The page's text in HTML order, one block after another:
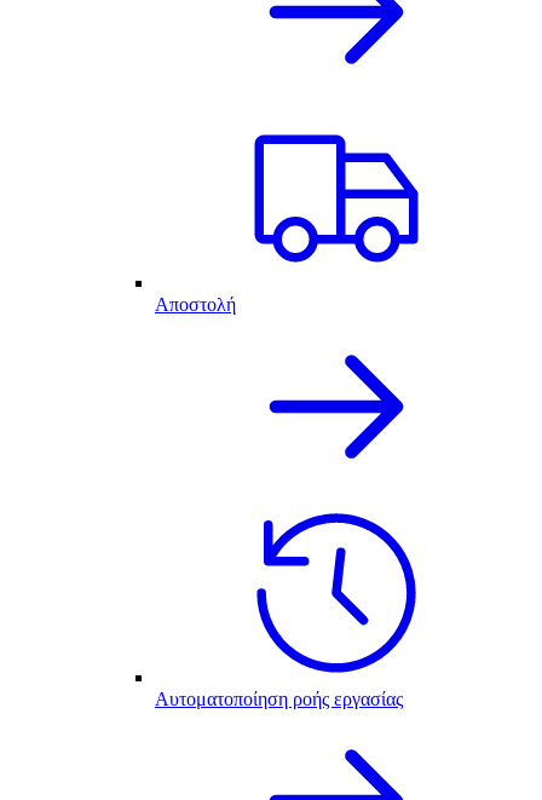
Αποστολή
Αυτοματοποίηση ροής εργασίας